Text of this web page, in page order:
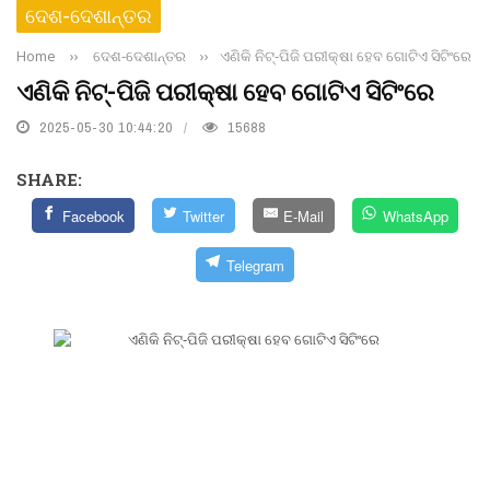
ଦେଶ-ଦେଶାନ୍ତର
Home ›› ଦେଶ-ଦେଶାନ୍ତର ›› ଏଣିକି ନିଟ୍‌-ପିଜି ପରୀକ୍ଷା ହେବ ଗୋଟିଏ ସିଟିଂରେ
ଏଣିକି ନିଟ୍‌-ପିଜି ପରୀକ୍ଷା ହେବ ଗୋଟିଏ ସିଟିଂରେ
2025-05-30 10:44:20 15688
SHARE:
Facebook Twitter E-Mail WhatsApp
Telegram